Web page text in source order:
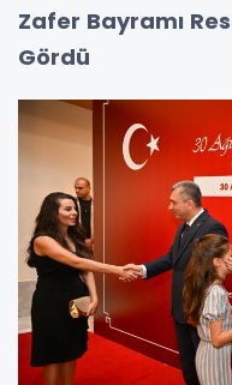
Zafer Bayramı
Gördü